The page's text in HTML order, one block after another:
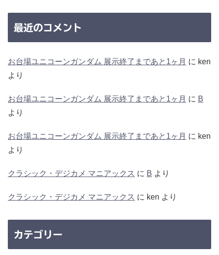
最近のコメント
お台場ユニコーンガンダム 展示終了まであと1ヶ月 に ken
より
お台場ユニコーンガンダム 展示終了まであと1ヶ月 に B
より
お台場ユニコーンガンダム 展示終了まであと1ヶ月 に ken
より
クラシック・デジカメ マニアックス に B より
クラシック・デジカメ マニアックス に ken より
カテゴリー